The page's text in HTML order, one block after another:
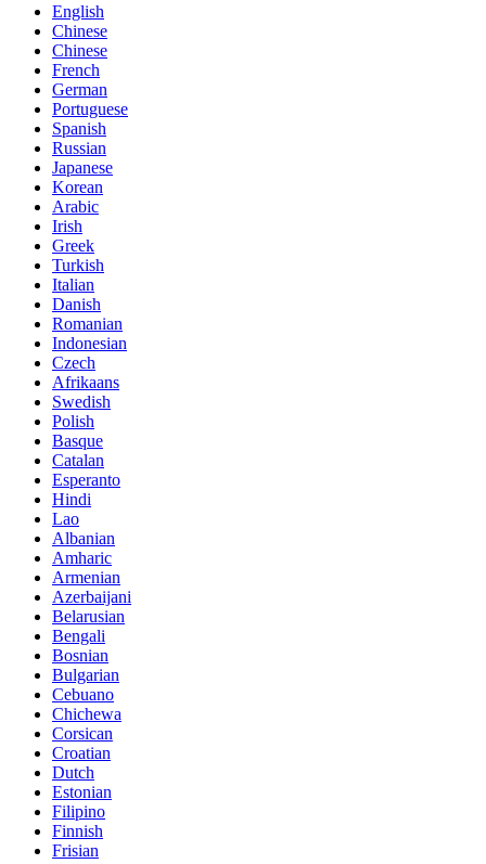
English
Chinese
Chinese
French
German
Portuguese
Spanish
Russian
Japanese
Korean
Arabic
Irish
Greek
Turkish
Italian
Danish
Romanian
Indonesian
Czech
Afrikaans
Swedish
Polish
Basque
Catalan
Esperanto
Hindi
Lao
Albanian
Amharic
Armenian
Azerbaijani
Belarusian
Bengali
Bosnian
Bulgarian
Cebuano
Chichewa
Corsican
Croatian
Dutch
Estonian
Filipino
Finnish
Frisian